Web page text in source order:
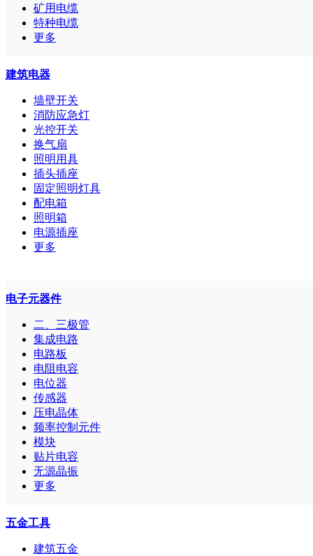
矿用电缆
特种电缆
更多
建筑电器
墙壁开关
消防应急灯
光控开关
换气扇
照明用具
插头插座
固定照明灯具
配电箱
照明箱
电源插座
更多
电子元器件
二、三极管
集成电路
电路板
电阻电容
电位器
传感器
压电晶体
频率控制元件
模块
贴片电容
无源晶振
更多
五金工具
建筑五金